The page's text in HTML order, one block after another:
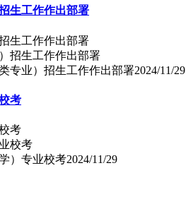
生工作作出部署
生工作作出部署
专业）招生工作作出部署2024/11/29
考
考
）专业校考2024/11/29